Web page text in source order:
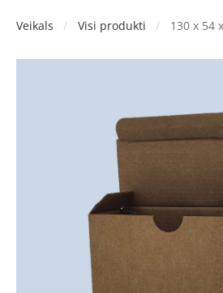
Veikals Visi produkti 130 x 54